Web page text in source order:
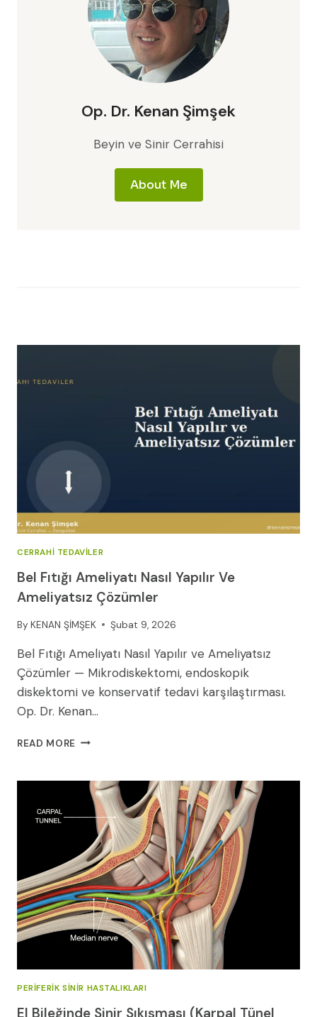
Op. Dr. Kenan Şimşek
Beyin ve Sinir Cerrahisi
About Me
CERRAHI TEDAVILER
Bel Fıtığı Ameliyatı Nasıl Yapılır Ve
Ameliyatsız Çözümler
By KENAN ŞİMŞEK Şubat 9, 2026
Bel Fıtığı Ameliyatı Nasıl Yapılır ve Ameliyatsız
Çözümler — Mikrodiskektomi, endoskopik
diskektomi ve konservatif tedavi karşılaştırması.
Op. Dr. Kenan…
READ MORE BEL
NASIL
YAPILIR
VE
AMELIYATSIZ
ÇÖZÜMLER
PERIFERIK SINIR HASTALIKLARI
El Bileğinde Sinir Sıkışması (Karpal Tünel